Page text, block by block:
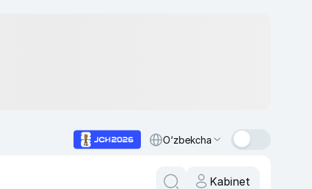
O‘zbekcha
Kabinet